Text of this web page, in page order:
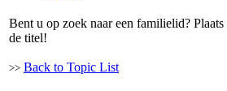
Bent u op zoek naar een familielid?
de titel!
>> Back to Topic List